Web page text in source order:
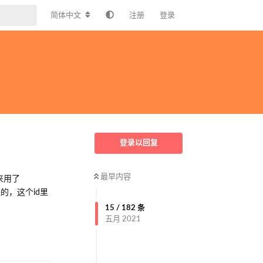
简体中文 注册 登录
登录以回复
最早内容
15 / 182 条
五月 2021
用了
，这个id里